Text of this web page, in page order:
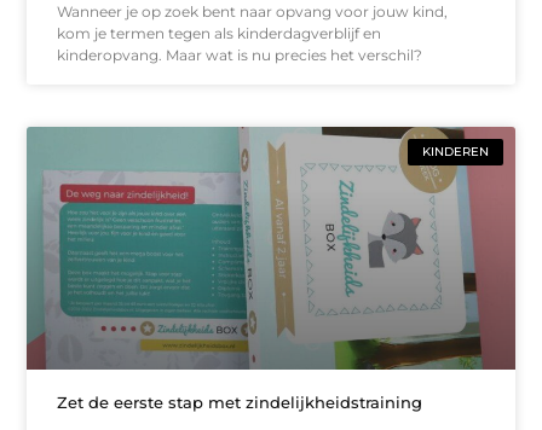
Wanneer je op zoek bent naar opvang voor jouw kind,
kom je termen tegen als kinderdagverblijf en
kinderopvang. Maar wat is nu precies het verschil?
KINDEREN
Zet de eerste stap met zindelijkheidstraining